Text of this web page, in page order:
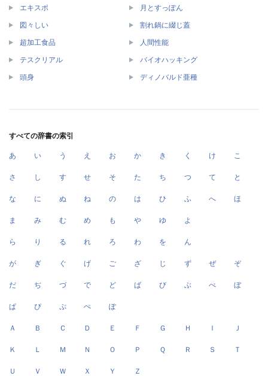
エキスポ 月とすっぽん
図々しい 割れ鍋に綴じ蓋
超加工食品 人間性能
テスクリアル バイオハッキング
頭身 ディノバルド亜種
すべての辞書の索引
あ い う え お か き く け こ
さ し す せ そ た ち つ て と
な に ぬ ね の は ひ ふ へ ほ
ま み む め も や ゆ よ
ら り る れ ろ わ を ん
が ぎ ぐ げ ご ざ じ ず ぜ ぞ
だ ぢ づ で ど ば び ぶ べ ぼ
ぱ ぴ ぷ ぺ ぽ
Ａ Ｂ Ｃ Ｄ Ｅ Ｆ Ｇ Ｈ Ｉ Ｊ
Ｋ Ｌ Ｍ Ｎ Ｏ Ｐ Ｑ Ｒ Ｓ Ｔ
Ｕ Ｖ Ｗ Ｘ Ｙ Ｚ